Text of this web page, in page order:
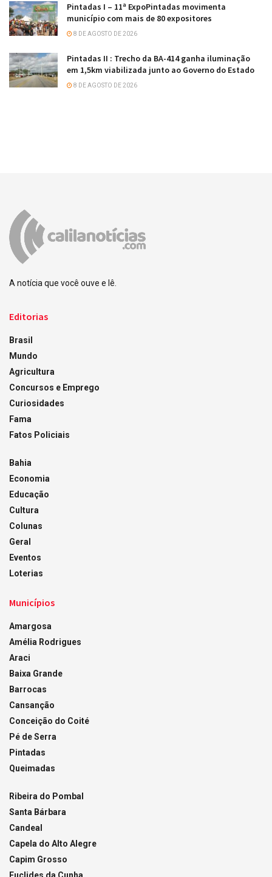
Pintadas I – 11ª ExpoPintadas movimenta
município com mais de 80 expositores
8 DE AGOSTO DE 2026
Pintadas II : Trecho da BA-414 ganha iluminação
em 1,5km viabilizada junto ao Governo do Estado
8 DE AGOSTO DE 2026
A notícia que você ouve e lê.
Editorias
Brasil
Mundo
Agricultura
Concursos e Emprego
Curiosidades
Fama
Fatos Policiais
Bahia
Economia
Educação
Cultura
Colunas
Geral
Eventos
Loterias
Municípios
Amargosa
Amélia Rodrigues
Araci
Baixa Grande
Barrocas
Cansanção
Conceição do Coité
Pé de Serra
Pintadas
Queimadas
Ribeira do Pombal
Santa Bárbara
Candeal
Capela do Alto Alegre
Capim Grosso
Euclides da Cunha